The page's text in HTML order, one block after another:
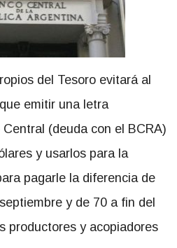
del Tesoro evitará al
emitir una letra
(deuda con el BCRA)
y usarlos para la
pagarle la diferencia de
y de 70 a fin del
productores y acopiadores